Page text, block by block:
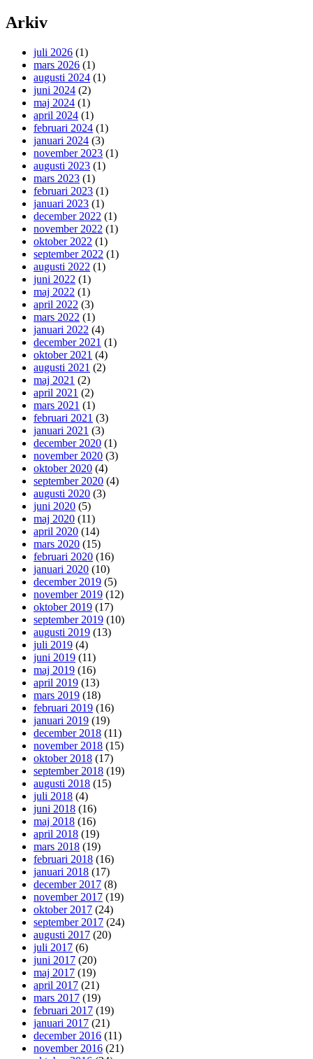
Arkiv
juli 2026 (1)
mars 2026 (1)
augusti 2024 (1)
juni 2024 (2)
maj 2024 (1)
april 2024 (1)
februari 2024 (1)
januari 2024 (3)
november 2023 (1)
augusti 2023 (1)
mars 2023 (1)
februari 2023 (1)
januari 2023 (1)
december 2022 (1)
november 2022 (1)
oktober 2022 (1)
september 2022 (1)
augusti 2022 (1)
juni 2022 (1)
maj 2022 (1)
april 2022 (3)
mars 2022 (1)
januari 2022 (4)
december 2021 (1)
oktober 2021 (4)
augusti 2021 (2)
maj 2021 (2)
april 2021 (2)
mars 2021 (1)
februari 2021 (3)
januari 2021 (3)
december 2020 (1)
november 2020 (3)
oktober 2020 (4)
september 2020 (4)
augusti 2020 (3)
juni 2020 (5)
maj 2020 (11)
april 2020 (14)
mars 2020 (15)
februari 2020 (16)
januari 2020 (10)
december 2019 (5)
november 2019 (12)
oktober 2019 (17)
september 2019 (10)
augusti 2019 (13)
juli 2019 (4)
juni 2019 (11)
maj 2019 (16)
april 2019 (13)
mars 2019 (18)
februari 2019 (16)
januari 2019 (19)
december 2018 (11)
november 2018 (15)
oktober 2018 (17)
september 2018 (19)
augusti 2018 (15)
juli 2018 (4)
juni 2018 (16)
maj 2018 (16)
april 2018 (19)
mars 2018 (19)
februari 2018 (16)
januari 2018 (17)
december 2017 (8)
november 2017 (19)
oktober 2017 (24)
september 2017 (24)
augusti 2017 (20)
juli 2017 (6)
juni 2017 (20)
maj 2017 (19)
april 2017 (21)
mars 2017 (19)
februari 2017 (19)
januari 2017 (21)
december 2016 (11)
november 2016 (21)